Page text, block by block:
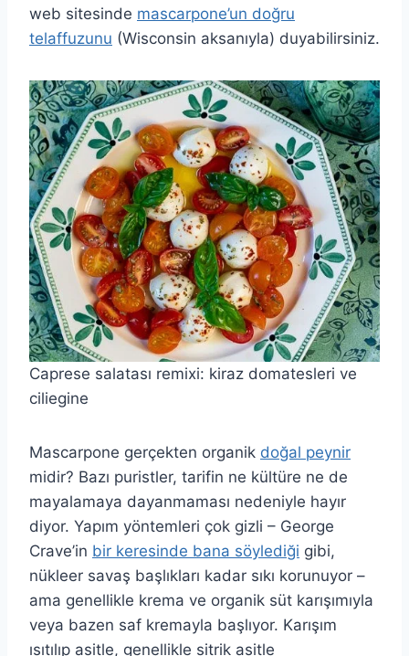
web sitesinde mascarpone’un doğru
telaffuzunu (Wisconsin aksanıyla) duyabilirsiniz.
Caprese salatası remixi: kiraz domatesleri ve
ciliegine
Mascarpone gerçekten organik doğal peynir
midir? Bazı puristler, tarifin ne kültüre ne de
mayalamaya dayanmaması nedeniyle hayır
diyor. Yapım yöntemleri çok gizli – George
Crave’in bir keresinde bana söylediği gibi,
nükleer savaş başlıkları kadar sıkı korunuyor –
ama genellikle krema ve organik süt karışımıyla
veya bazen saf kremayla başlıyor. Karışım
ısıtılıp asitle, genellikle sitrik asitle